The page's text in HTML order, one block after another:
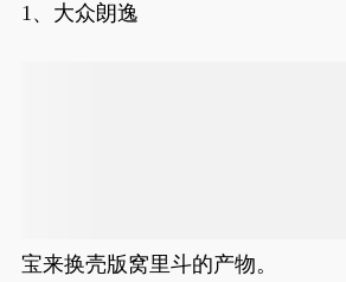
1、大众朗逸
宝来换壳版窝里斗的产物。